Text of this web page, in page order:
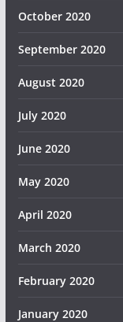
October 2020
September 2020
August 2020
July 2020
June 2020
May 2020
April 2020
March 2020
February 2020
January 2020